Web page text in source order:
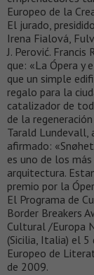
Europeo de la
El jurado,
Irena Fialová,
J. Perović.
que: «La Ópera y
que un simple
regalo para la
catalizador de
de la
Tarald Lundevall,
afirmado:
es uno de los
arquitectura.
premio por la
El Programa de
Border Breakers
Cultural /Europa
(Sicilia, Italia) el 5
Europeo de
de 2009.